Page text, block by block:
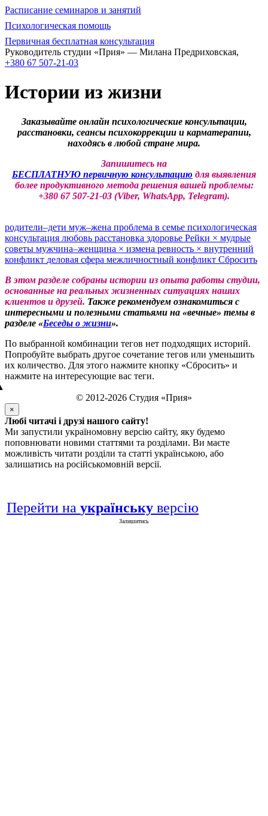
Расписание семинаров и занятий
Психологическая помощь
Первичная бесплатная консультация
Руководитель студии «Прия» — Милана Предриховская,
+380 67 507-21-03
Истории из жизни
Заказывайте онлайн психологические консультации,
расстановки, сеансы психокоррекции и карматерапии,
находясь в любой стране мира.
Запишитесь на
БЕСПЛАТНУЮ первичную консультацию для выявления
более продуктивного метода решения вашей проблемы:
+380 67 507-21-03 (Viber, WhatsApp, Telegram).
родители–дети муж–жена проблема в семье психологическая
консультация любовь расстановка здоровье Рейки × мудрые
советы мужчина–женщина × измена ревность × внутренний
конфликт деловая сфера межличностный конфликт Сбросить
В этом разделе собраны истории из опыта работы студии,
основанные на реальных жизненных ситуациях наших
клиентов и друзей. Также рекомендуем ознакомиться с
интересными и полезными статьями на «вечные» темы в
разделе «Беседы о жизни».
По выбранной комбинации тегов нет подходящих историй.
Попробуйте выбрать другое сочетание тегов или уменьшить
их количество. Для этого нажмите кнопку «Сбросить» и
нажмите на интересующие вас теги.
© 2012-2026 Студия «Прия»
×
Любі читачі і друзі нашого сайту!
Ми запустили україномовну версію сайту, яку будемо
поповнювати новими статтями та розділами. Ви маєте
можливість читати розділи та статті українською, або
залишатись на російськомовній версії.
Перейти на українську версію
Залишитись